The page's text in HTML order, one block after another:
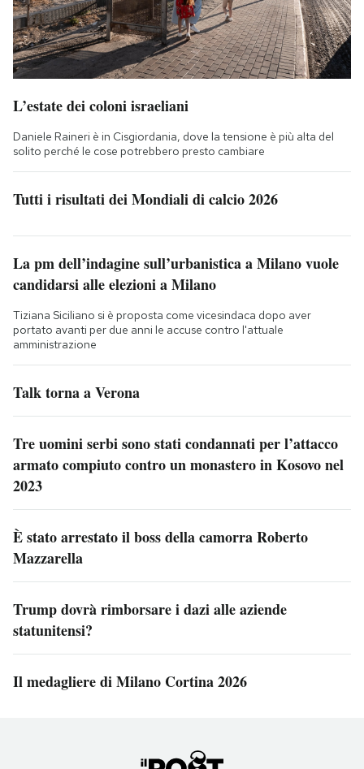
L’estate dei coloni israeliani
Daniele Raineri è in Cisgiordania, dove la tensione è più alta del
solito perché le cose potrebbero presto cambiare
Tutti i risultati dei Mondiali di calcio 2026
La pm dell’indagine sull’urbanistica a Milano vuole
candidarsi alle elezioni a Milano
Tiziana Siciliano si è proposta come vicesindaca dopo aver
portato avanti per due anni le accuse contro l'attuale
amministrazione
Talk torna a Verona
Tre uomini serbi sono stati condannati per l’attacco
armato compiuto contro un monastero in Kosovo nel
2023
È stato arrestato il boss della camorra Roberto
Mazzarella
Trump dovrà rimborsare i dazi alle aziende
statunitensi?
Il medagliere di Milano Cortina 2026